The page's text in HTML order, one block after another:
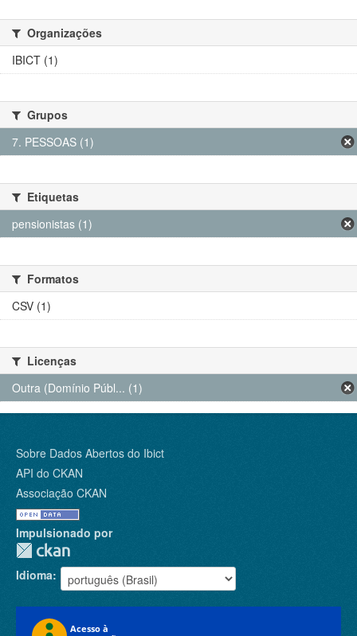
Organizações
IBICT (1)
Grupos
7. PESSOAS (1)
Etiquetas
pensionistas (1)
Formatos
CSV (1)
Licenças
Outra (Domínio Públ... (1)
Sobre Dados Abertos do Ibict
API do CKAN
Associação CKAN
Impulsionado por
Idioma